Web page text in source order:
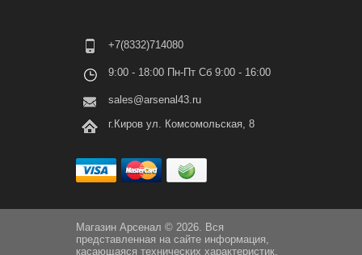
+7(8332)714080
9:00 - 18:00 Пн-Пт Сб 9:00 - 16:00
sales@arsenal43.ru
г.Киров ул. Комсомольская, 8
Магазин Арсенал © 2026. Вся
представленная на сайте информация,
касающаяся технических характеристик,